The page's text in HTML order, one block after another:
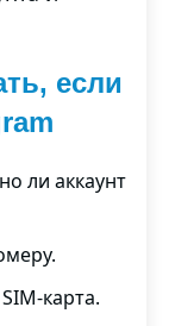
если
ли аккаунт
карта.